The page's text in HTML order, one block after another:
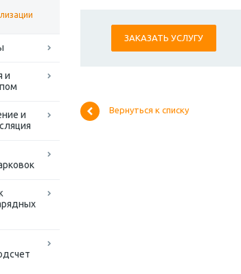
и
и
ЗАКАЗАТЬ УСЛУГУ
Вернуться к списку